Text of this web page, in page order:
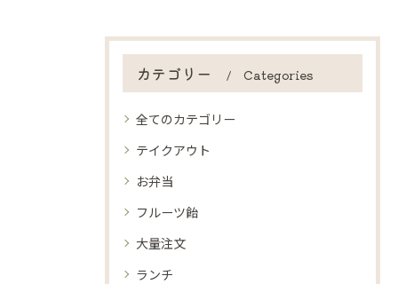
カテゴリー Categories
全てのカテゴリー
テイクアウト
お弁当
フルーツ飴
大量注文
ランチ